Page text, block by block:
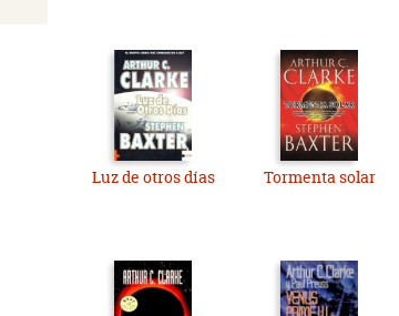
Luz de otros días Tormenta solar